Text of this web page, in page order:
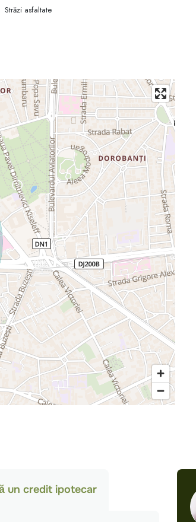
Străzi asfaltate